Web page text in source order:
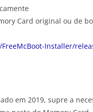
Card original ou de
Installer/
em 2019, supre a